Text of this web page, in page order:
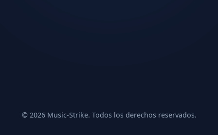
© 2026 Music-Strike. Todos los derechos reservados.